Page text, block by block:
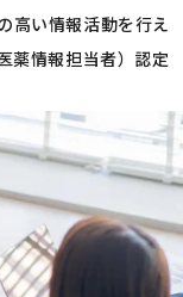
高い情報活動を行え
情報担当者）認定